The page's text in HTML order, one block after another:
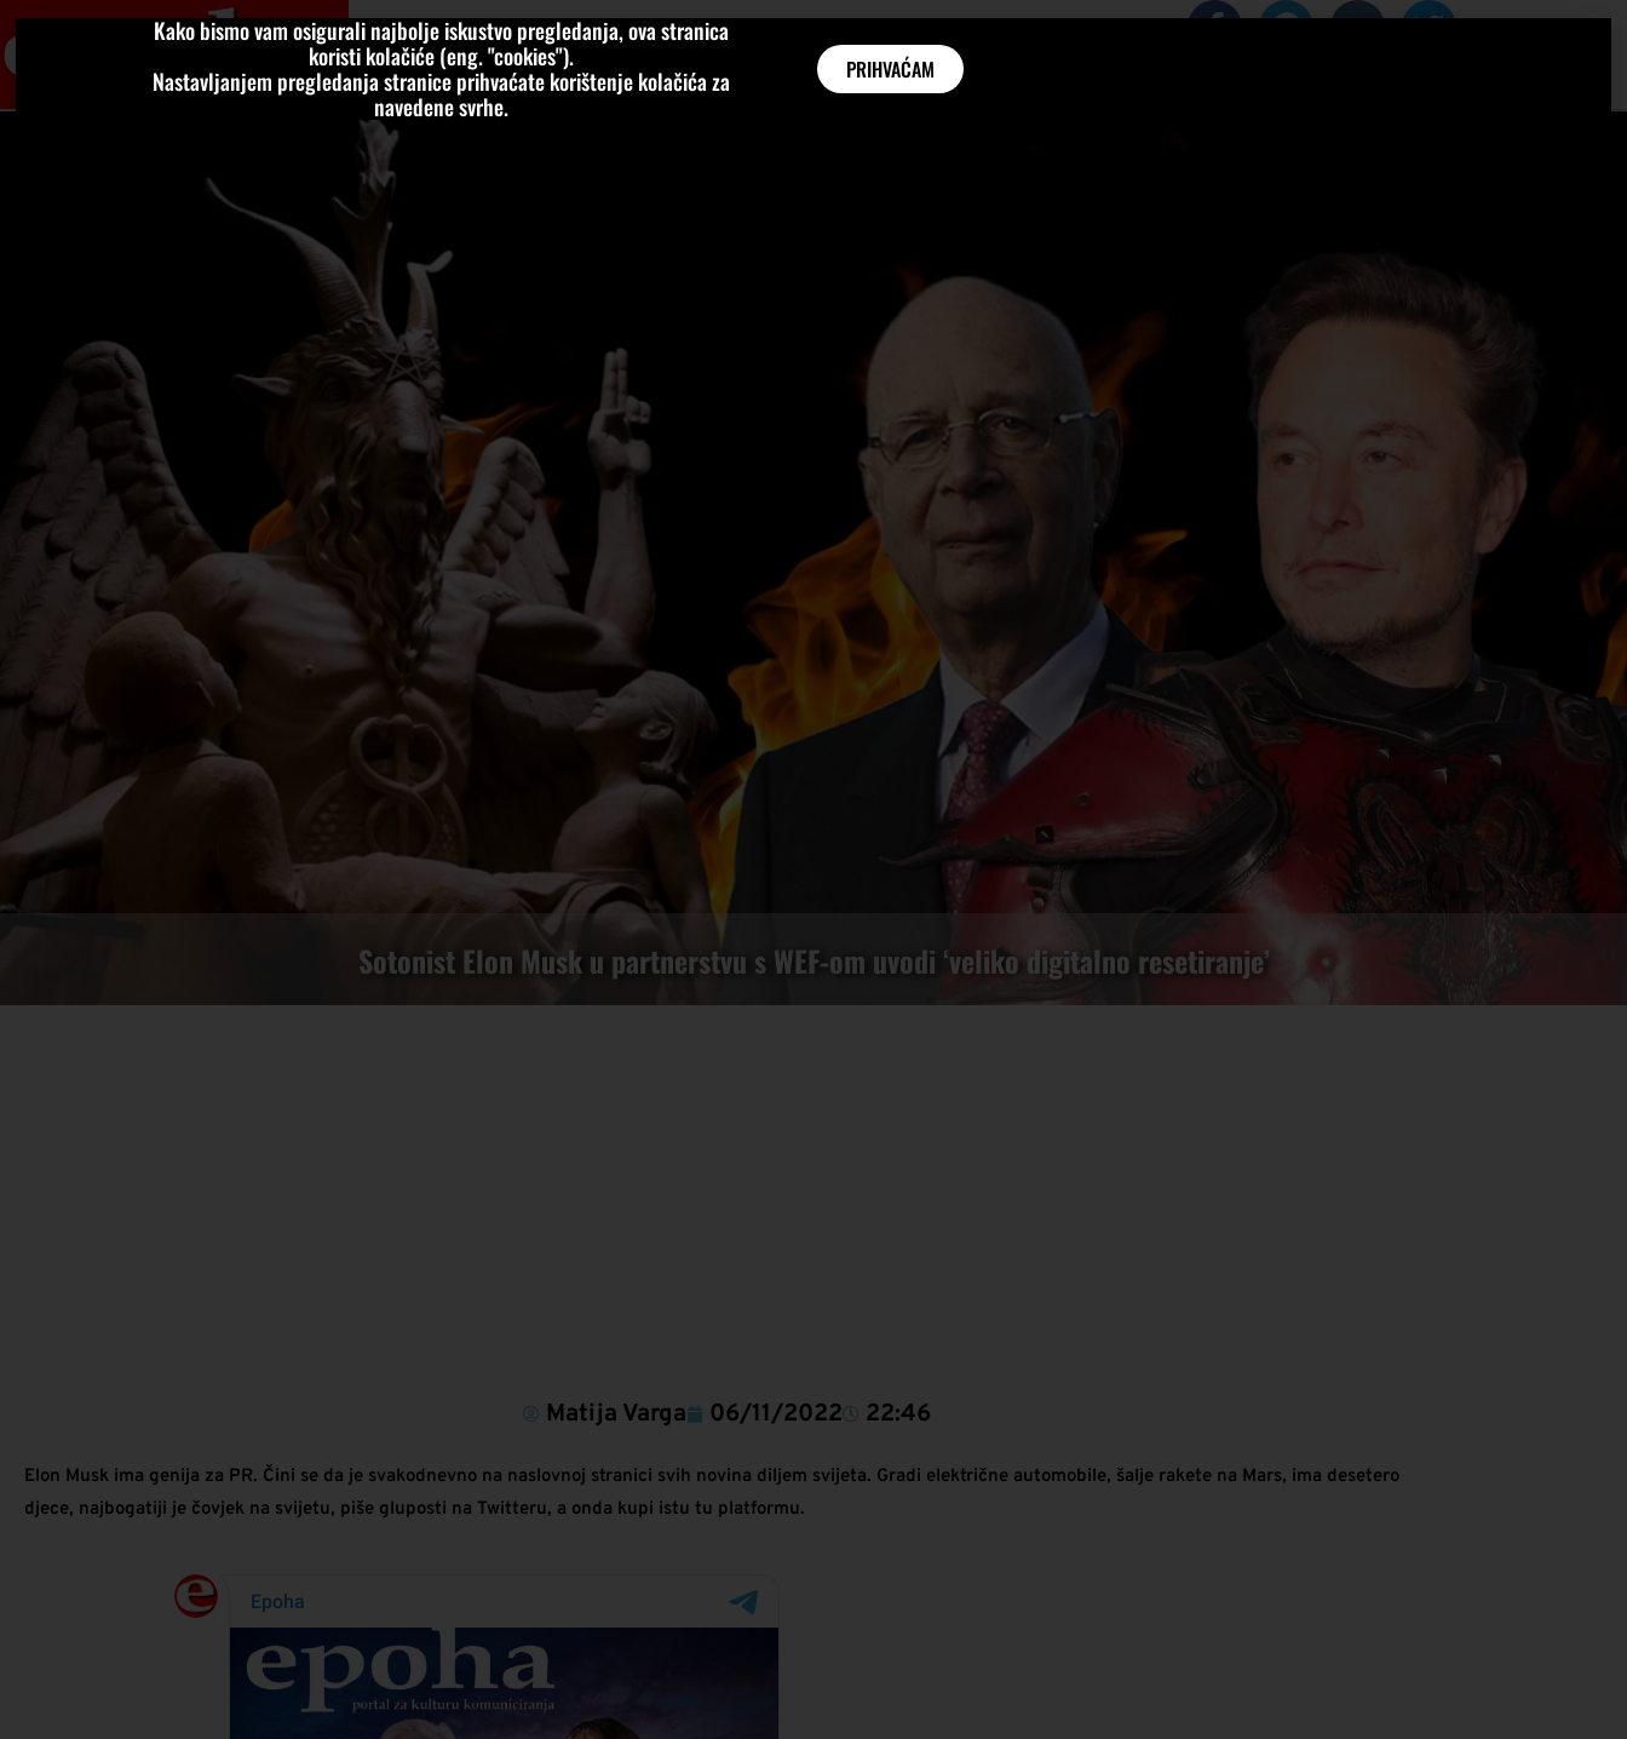
VIJESTI KOLUMNE KATEGORIJE INTERVJUI AKTUALNO
Sotonist Elon Musk u partnerstvu s WEF-om uvodi ‘veliko digitalno resetiranje’
Matija Varga 06/11/2022 22:46
Elon Musk ima genija za PR. Čini se da je svakodnevno na naslovnoj stranici svih novina diljem svijeta. Gradi električne automobile, šalje rakete na Mars, ima desetero
djece, najbogatiji je čovjek na svijetu, piše gluposti na Twitteru, a onda kupi istu tu platformu.
Kako bismo vam osigurali najbolje iskustvo pregledanja, ova stranica
koristi kolačiće (eng. "cookies").
Nastavljanjem pregledanja stranice prihvaćate korištenje kolačića za
navedene svrhe.
PRIHVAĆAM